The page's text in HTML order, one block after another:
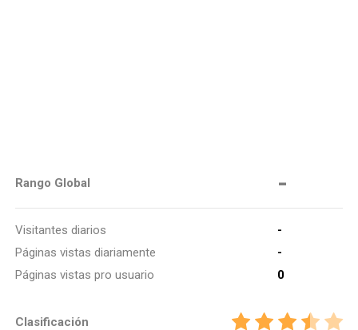
Rango Global -
Visitantes diarios
-
Páginas vistas diariamente
-
Páginas vistas pro usuario
0
Clasificación